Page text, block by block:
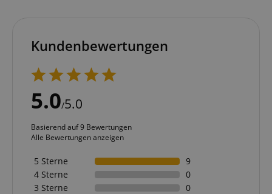
Kundenbewertungen
5.0/5.0
Basierend auf 9 Bewertungen
Alle Bewertungen anzeigen
5 Sterne
9
4 Sterne
0
3 Sterne
0